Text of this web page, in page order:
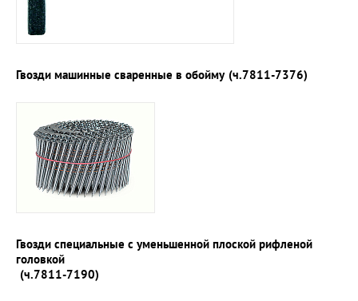
Гвозди машинные сваренные в обойму (ч.7811-7376)
Гвозди специальные с уменьшенной плоской рифленой
головкой
(ч.7811-7190)